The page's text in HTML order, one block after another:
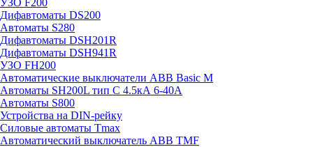
УЗО F200
Дифавтоматы DS200
Автоматы S280
Дифавтоматы DSH201R
Дифавтоматы DSH941R
УЗО FH200
Автоматические выключатели ABB Basic M
Автоматы SH200L тип С 4.5кА 6-40А
Автоматы S800
Устройства на DIN-рейку
Силовые автоматы Tmax
Автоматический выключатель ABB TMF